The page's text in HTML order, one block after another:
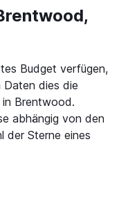
Budget verfügen,
Daten dies die
Brentwood.
abhängig von den
der Sterne eines